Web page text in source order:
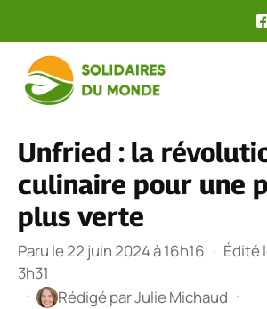
contenu
Unfried : la
culinaire pour une
plus verte
Paru le 22 juin 2024 à 16h16 · Édité
3h31
·
Rédigé parJulie Michaud ·